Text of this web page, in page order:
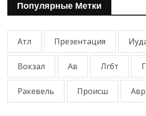
Популярные Метки
Атл Презентация
Вокзал Ав Лгбт
Ракевель Происш